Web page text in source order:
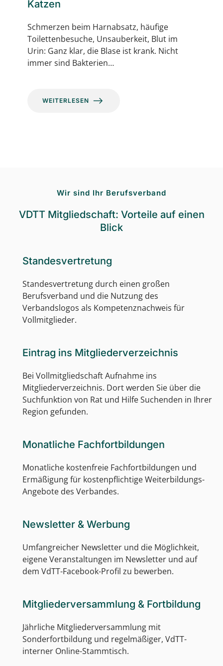
Katzen
Schmerzen beim Harnabsatz, häufige
Toilettenbesuche, Unsauberkeit, Blut im
Urin: Ganz klar, die Blase ist krank. Nicht
immer sind Bakterien…
WEITERLESEN
Wir sind Ihr Berufsverband
VDTT Mitgliedschaft: Vorteile auf einen
Blick
Standesvertretung
Standesvertretung durch einen großen
Berufsverband und die Nutzung des
Verbandslogos als Kompetenznachweis für
Vollmitglieder.
Eintrag ins Mitgliederverzeichnis
Bei Vollmitgliedschaft Aufnahme ins
Mitgliederverzeichnis. Dort werden Sie über die
Suchfunktion von Rat und Hilfe Suchenden in Ihrer
Region gefunden.
Monatliche Fachfortbildungen
Monatliche kostenfreie Fachfortbildungen und
Ermäßigung für kostenpflichtige Weiterbildungs-
Angebote des Verbandes.
Newsletter & Werbung
Umfangreicher Newsletter und die Möglichkeit,
eigene Veranstaltungen im Newsletter und auf
dem VdTT-Facebook-Profil zu bewerben.
Mitgliederversammlung & Fortbildung
Jährliche Mitgliederversammlung mit
Sonderfortbildung und regelmäßiger, VdTT-
interner Online-Stammtisch.